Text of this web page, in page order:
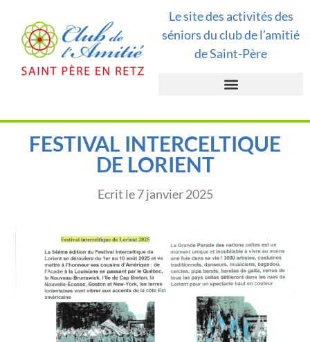
Le site des activités des
séniors du club de l’amitié
de Saint-Père
FESTIVAL INTERCELTIQUE
DE LORIENT
Ecrit le 7 janvier 2025